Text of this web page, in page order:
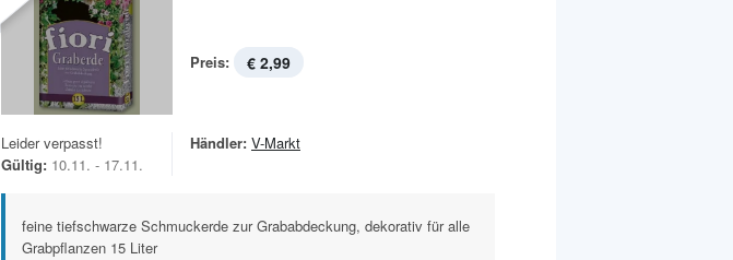
Preis: € 2,99
Leider verpasst!
Gültig: 10.11. - 17.11.
Händler: V-Markt
feine tiefschwarze Schmuckerde zur Grababdeckung, dekorativ für alle
Grabpflanzen 15 Liter